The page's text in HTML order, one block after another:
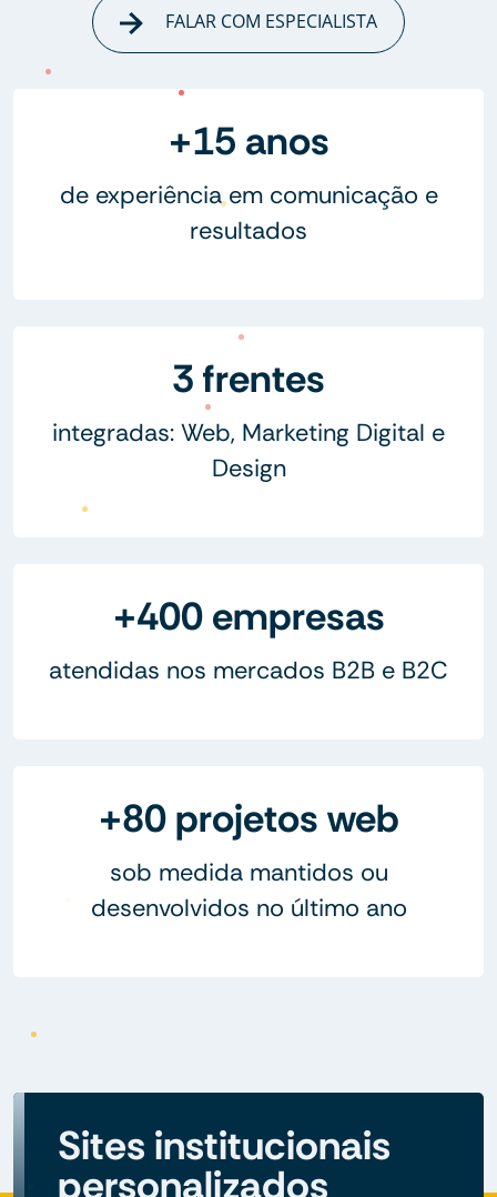
FALAR COM ESPECIALISTA
+15 anos
de experiência em comunicação e
resultados
3 frentes
integradas: Web, Marketing Digital e
Design
+400 empresas
atendidas nos mercados B2B e B2C
+80 projetos web
sob medida mantidos ou
desenvolvidos no último ano
Sites institucionais
personalizados